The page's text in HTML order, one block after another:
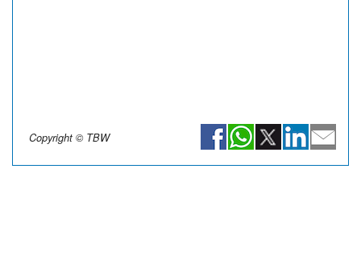
Copyright © TBW